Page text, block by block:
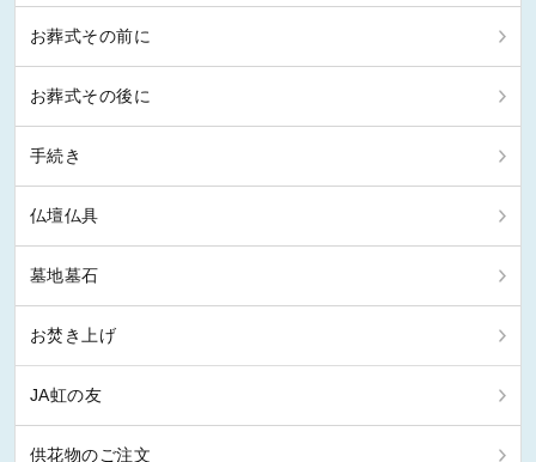
お葬式その前に
お葬式その後に
手続き
仏壇仏具
墓地墓石
お焚き上げ
JA虹の友
供花物のご注文